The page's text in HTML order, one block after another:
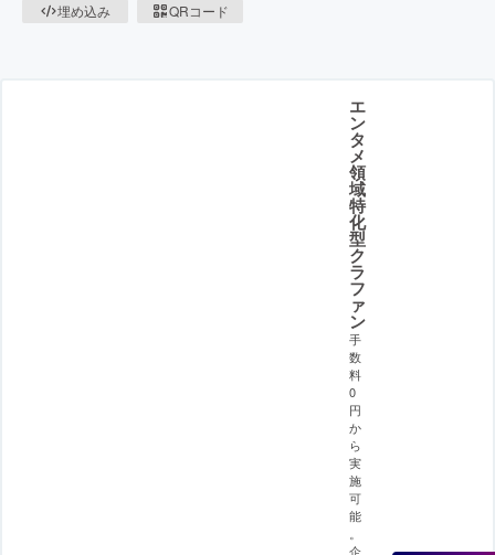
埋め込み
QRコード
エ
ン
タ
メ
領
域
特
化
型
ク
ラ
フ
ァ
ン
手
数
料
0
円
か
ら
実
施
可
能
。
企